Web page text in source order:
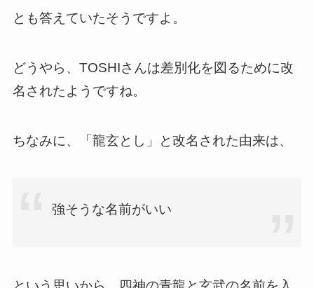
とも答えていたそうですよ。
どうやら、TOSHIさんは差別化を図るために改
名されたようですね。
ちなみに、「龍玄とし」と改名された由来は、
強そうな名前がいい